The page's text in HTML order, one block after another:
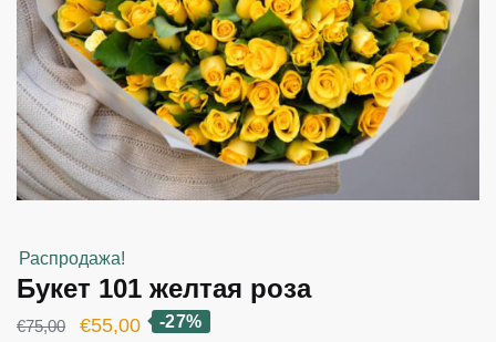
Распродажа!
Букет 101 желтая роза
€75,00
Первоначальная
€55,00Текущая
-27%